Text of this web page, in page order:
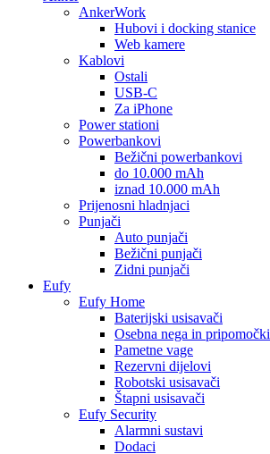
AnkerWork
Hubovi i docking stanice
Web kamere
Kablovi
Ostali
USB-C
Za iPhone
Power stationi
Powerbankovi
Bežični powerbankovi
do 10.000 mAh
iznad 10.000 mAh
Prijenosni hladnjaci
Punjači
Auto punjači
Bežični punjači
Zidni punjači
Eufy
Eufy Home
Baterijski usisavači
Osebna nega in pripomočki
Pametne vage
Rezervni dijelovi
Robotski usisavači
Štapni usisavači
Eufy Security
Alarmni sustavi
Dodaci